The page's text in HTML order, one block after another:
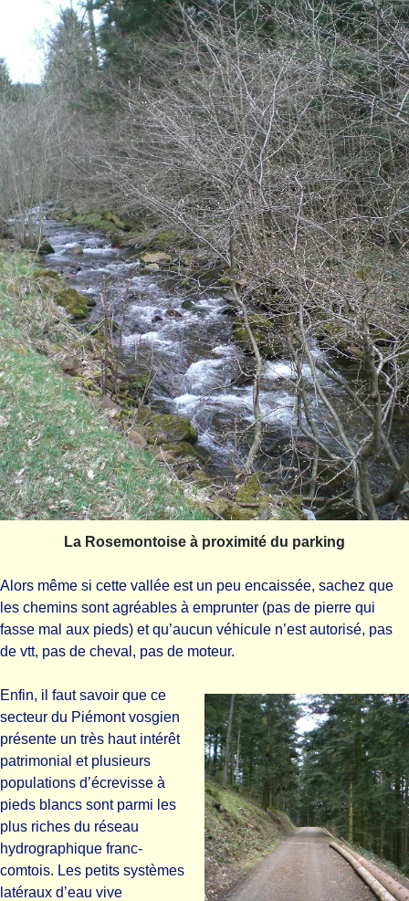
La Rosemontoise à proximité du parking
Alors même si cette vallée est un peu encaissée, sachez que
les chemins sont agréables à emprunter (pas de pierre qui
fasse mal aux pieds) et qu’aucun véhicule n’est autorisé, pas
de vtt, pas de cheval, pas de moteur.
Enfin, il faut savoir que ce
secteur du Piémont vosgien
présente un très haut intérêt
patrimonial et plusieurs
populations d’écrevisse à
pieds blancs sont parmi les
plus riches du réseau
hydrographique franc-
comtois. Les petits systèmes
latéraux d’eau vive